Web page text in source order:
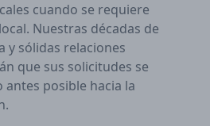
cuando se requiere
Nuestras décadas de
y sólidas relaciones
que sus solicitudes se
posible hacia la